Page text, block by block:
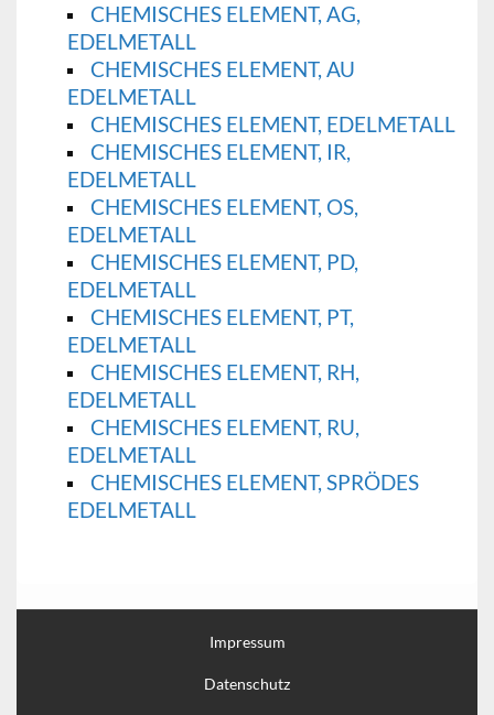
CHEMISCHES ELEMENT, AG,
EDELMETALL
CHEMISCHES ELEMENT, AU
EDELMETALL
CHEMISCHES ELEMENT, EDELMETALL
CHEMISCHES ELEMENT, IR,
EDELMETALL
CHEMISCHES ELEMENT, OS,
EDELMETALL
CHEMISCHES ELEMENT, PD,
EDELMETALL
CHEMISCHES ELEMENT, PT,
EDELMETALL
CHEMISCHES ELEMENT, RH,
EDELMETALL
CHEMISCHES ELEMENT, RU,
EDELMETALL
CHEMISCHES ELEMENT, SPRÖDES
EDELMETALL
Impressum
Datenschutz